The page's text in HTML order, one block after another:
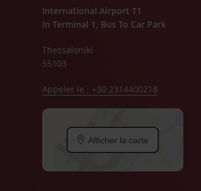
International Airport T1
In Terminal 1, Bus To Car Park
Thessaloniki
55103
Appeler le : +30 2314400218
Afficher la carte